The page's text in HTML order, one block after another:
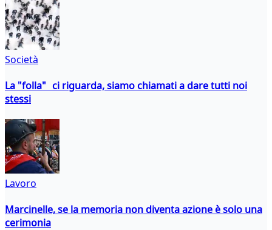
Società
La "folla" ci riguarda, siamo chiamati a dare tutti noi
stessi
Lavoro
Marcinelle, se la memoria non diventa azione è solo una
cerimonia